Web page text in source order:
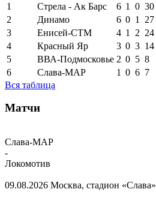
1
Стрела - Ак Барс 6 1 0 30
2
Динамо 6 0 1
27
3
Енисей-СТМ 4 1 2 24
4
Красный Яр 3 0 3 14
5
ВВА-Подмосковье 2 0 5 8
6
Слава-МАР 1 0 6 7
Вся таблица
Матчи
Слава-МАР
-
Локомотив
09.08.2026 Москва, стадион «Слава»